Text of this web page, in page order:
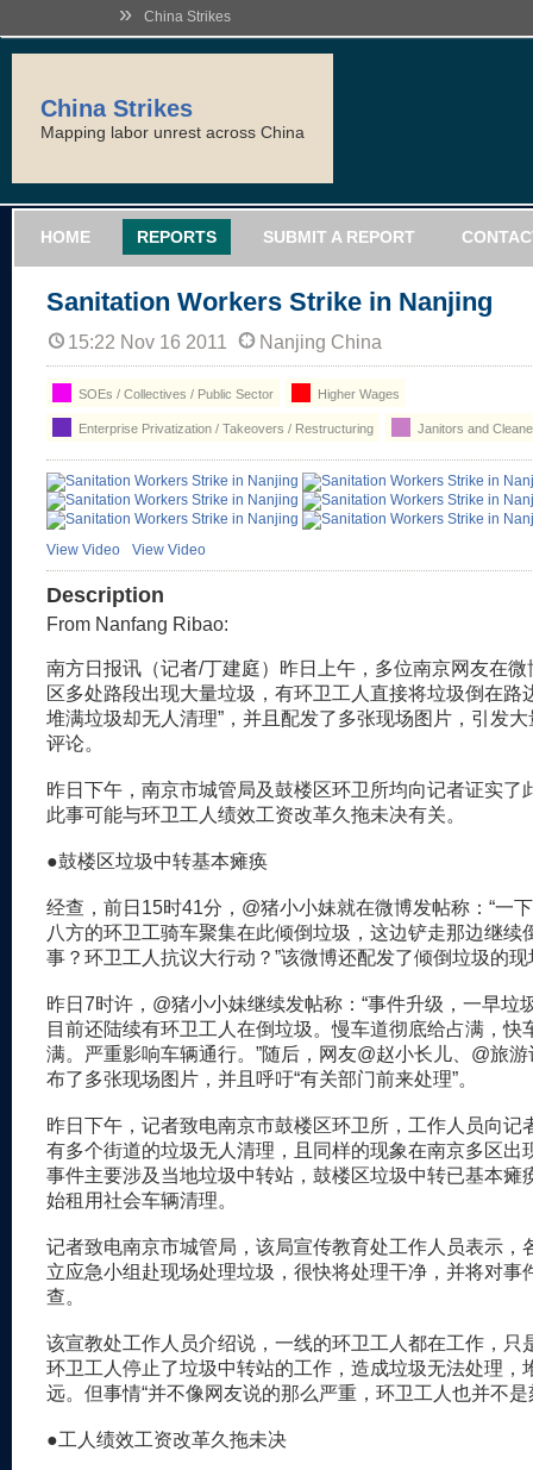
» China Strikes
China Strikes
Mapping labor unrest across China
HOME REPORTS SUBMIT A REPORT
Sanitation Workers Strike in Nanjing
15:22 Nov 16 2011 Nanjing China
SOEs / Collectives / Public Sector Higher Wages
Enterprise Privatization / Takeovers / Restructuring Janitors and
View Video View Video
Description
From Nanfang Ribao:
南方日报讯（记者/丁建庭）昨日上午，多位南京网友在微
区多处路段出现大量垃圾，有环卫工人直接将垃圾倒在路
堆满垃圾却无人清理”，并且配发了多张现场图片，引发
评论。
昨日下午，南京市城管局及鼓楼区环卫所均向记者证实了
此事可能与环卫工人绩效工资改革久拖未决有关。
●鼓楼区垃圾中转基本瘫痪
经查，前日15时41分，@猪小小妹就在微博发帖称：“一
八方的环卫工骑车聚集在此倾倒垃圾，这边铲走那边继续
事？环卫工人抗议大行动？”该微博还配发了倾倒垃圾的
昨日7时许，@猪小小妹继续发帖称：“事件升级，一早垃
目前还陆续有环卫工人在倒垃圾。慢车道彻底给占满，快
满。严重影响车辆通行。”随后，网友@赵小长儿、@旅
布了多张现场图片，并且呼吁“有关部门前来处理”。
昨日下午，记者致电南京市鼓楼区环卫所，工作人员向记
有多个街道的垃圾无人清理，且同样的现象在南京多区出
事件主要涉及当地垃圾中转站，鼓楼区垃圾中转已基本瘫
始租用社会车辆清理。
记者致电南京市城管局，该局宣传教育处工作人员表示，
立应急小组赴现场处理垃圾，很快将处理干净，并将对事
查。
该宣教处工作人员介绍说，一线的环卫工人都在工作，只
环卫工人停止了垃圾中转站的工作，造成垃圾无法处理，
远。但事情“并不像网友说的那么严重，环卫工人也并不是
●工人绩效工资改革久拖未决